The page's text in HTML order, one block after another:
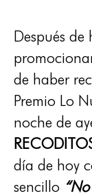
Después
de haber
Premio Lo
noche de
día de hoy
sencillo